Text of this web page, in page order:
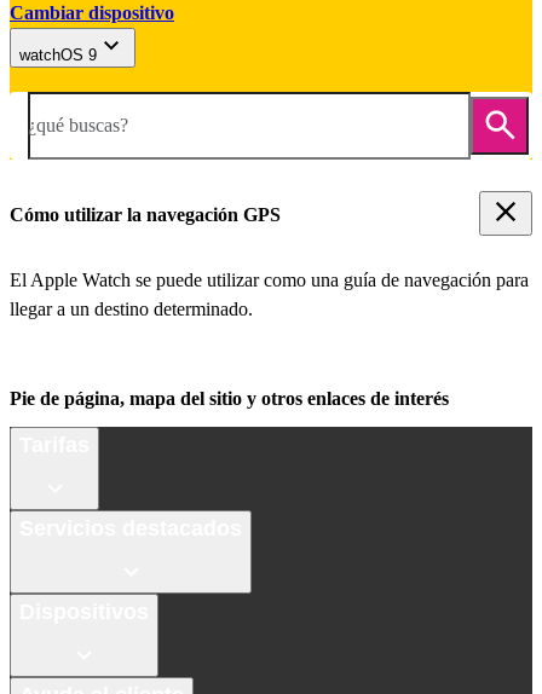
Cambiar dispositivo
watchOS 9
¿qué buscas?
Cómo utilizar la navegación GPS
El Apple Watch se puede utilizar como una guía de navegación para
llegar a un destino determinado.
Pie de página, mapa del sitio y otros enlaces de interés